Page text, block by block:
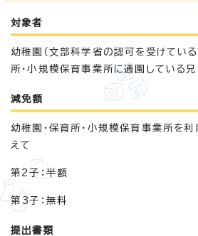
対象者
幼稚園（文部科学省の認可を受けてい
所・小規模保育事業所に通園している兄
減免額
幼稚園・保育所・小規模保育事業所を利
えて
第2子：半額
第3子：無料
提出書類